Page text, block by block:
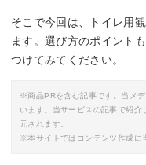
そこで今回は、トイレ用
ます。選び方のポイント
つけてみてください。
※商品PRを含む記事です。当メ
います。当サービスの記事で紹
元されます。
※本サイトではコンテンツ作成に